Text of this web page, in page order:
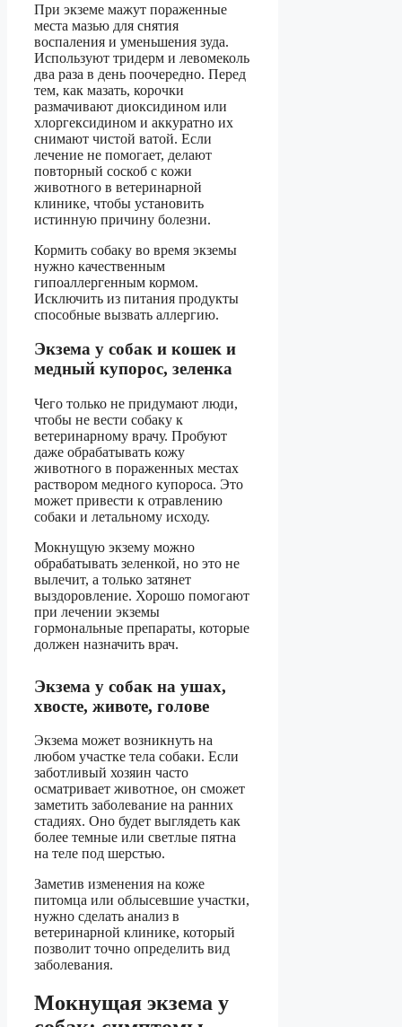
При экземе мажут пораженные
места мазью для снятия
воспаления и уменьшения зуда.
Используют тридерм и левомеколь
два раза в день поочередно. Перед
тем, как мазать, корочки
размачивают диоксидином или
хлоргексидином и аккуратно их
снимают чистой ватой. Если
лечение не помогает, делают
повторный соскоб с кожи
животного в ветеринарной
клинике, чтобы установить
истинную причину болезни.
Кормить собаку во время экземы
нужно качественным
гипоаллергенным кормом.
Исключить из питания продукты
способные вызвать аллергию.
Экзема у собак и кошек и
медный купорос, зеленка
Чего только не придумают люди,
чтобы не вести собаку к
ветеринарному врачу. Пробуют
даже обрабатывать кожу
животного в пораженных местах
раствором медного купороса. Это
может привести к отравлению
собаки и летальному исходу.
Мокнущую экзему можно
обрабатывать зеленкой, но это не
вылечит, а только затянет
выздоровление. Хорошо помогают
при лечении экземы
гормональные препараты, которые
должен назначить врач.
Экзема у собак на ушах,
хвосте, животе, голове
Экзема может возникнуть на
любом участке тела собаки. Если
заботливый хозяин часто
осматривает животное, он сможет
заметить заболевание на ранних
стадиях. Оно будет выглядеть как
более темные или светлые пятна
на теле под шерстью.
Заметив изменения на коже
питомца или облысевшие участки,
нужно сделать анализ в
ветеринарной клинике, который
позволит точно определить вид
заболевания.
Мокнущая экзема у